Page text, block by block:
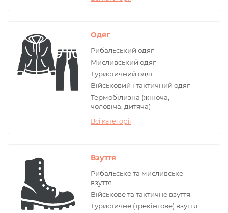
Одяг
Рибальський одяг
Мисливський одяг
Туристичний одяг
Військовий і тактичний одяг
Термобілизна (жіноча,
чоловіча, дитяча)
Всі категорії
Взуття
Рибальське та мисливське
взуття
Військове та тактичне взуття
Туристичне (трекінгове) взуття